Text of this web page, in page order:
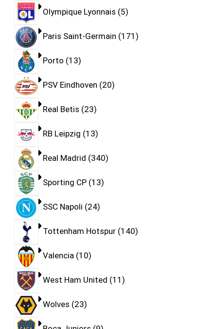
Olympique Lyonnais 5
Paris Saint-Germain 171
Porto 13
PSV Eindhoven 20
Real Betis 23
RB Leipzig 13
Real Madrid 340
Sporting CP 13
SSC Napoli 24
Tottenham Hotspur 140
Valencia 10
West Ham United 11
Wolves 23